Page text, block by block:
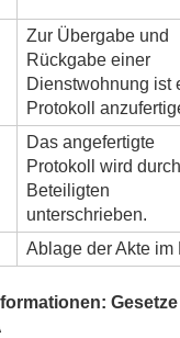
Zur Übergabe und
Rückgabe einer
Dienstwohnung ist
Protokoll
Das angefertigte
Protokoll wird
Beteiligten
unterschrieben.
Ablage der Akte im
Gesetze